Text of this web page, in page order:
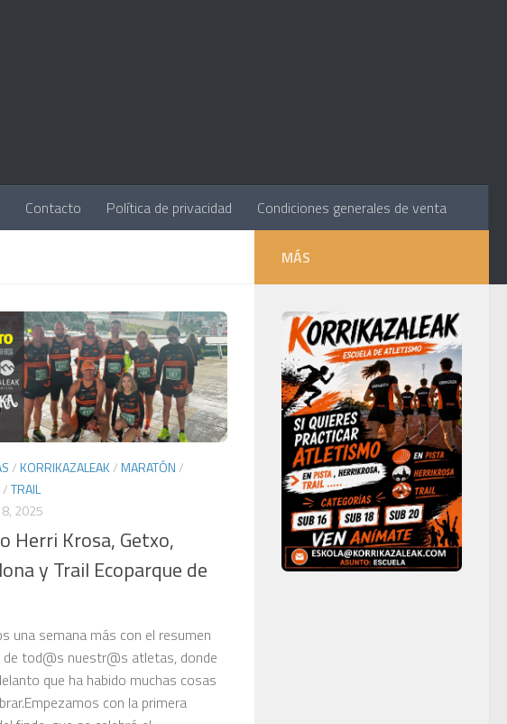
Contacto Política de privacidad Condiciones generales de venta
/KORRIKAZALEAK/MARATÓN/
/TRAIL
2025
Herri Krosa, Getxo,
y Trail Ecoparque de
una semana más con el resumen
de tod@s nuestr@s atletas, donde
que ha habido muchas cosas
con la primera
MÁS